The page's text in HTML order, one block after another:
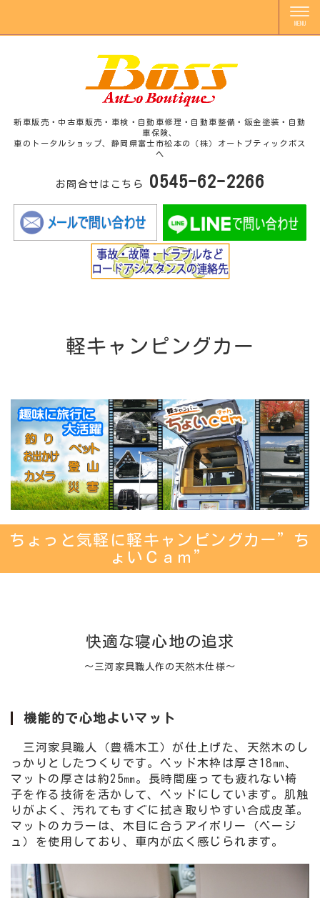
新車販売・中古車販売・車検・自動車修理・自動車整備・鈑金塗装・自動
車保険、
車のトータルショップ、静岡県富士市松本の（株）オートブティックボス
へ
お問合せはこちら 0545-62-2266
軽キャンピングカー
ちょっと気軽に軽キャンピングカー”ち
ょいＣａｍ”
快適な寝心地の追求
〜三河家具職人作の天然木仕様〜
機能的で心地よいマット
三河家具職人（豊橋木工）が仕上げた、天然木のし
っかりとしたつくりです。ベッド木枠は厚さ18㎜、
マットの厚さは約25㎜。長時間座っても疲れない椅
子を作る技術を活かして、ベッドにしています。肌触
りがよく、汚れてもすぐに拭き取りやすい合成皮革。
マットのカラーは、木目に合うアイボリー（ベージ
ュ）を使用しており、車内が広く感じられます。